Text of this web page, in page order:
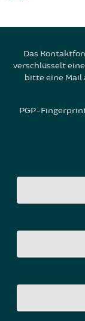
Das
verschlüsselt
bitte eine
PGP-